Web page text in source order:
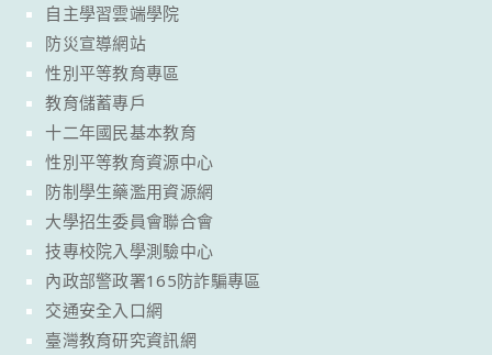
自主學習雲端學院
防災宣導網站
性別平等教育專區
教育儲蓄專戶
十二年國民基本教育
性別平等教育資源中心
防制學生藥濫用資源網
大學招生委員會聯合會
技專校院入學測驗中心
內政部警政署165防詐騙專區
交通安全入口網
臺灣教育研究資訊網